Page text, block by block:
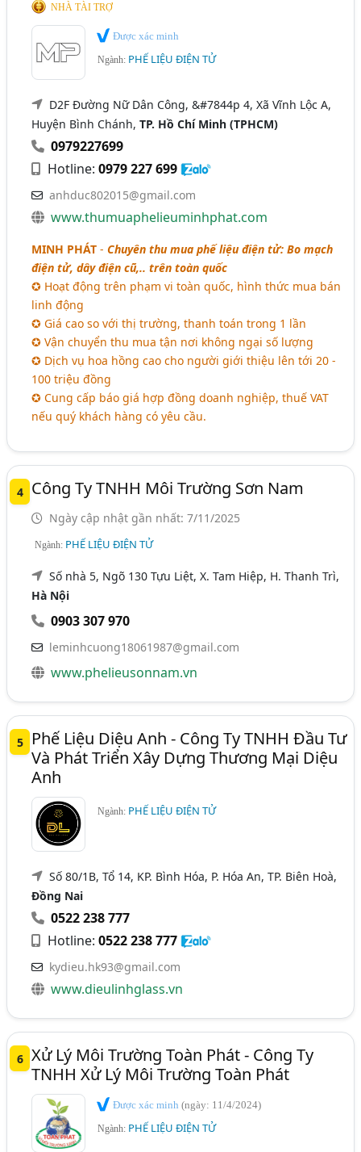
NHÀ TÀI TRỢ
Được xác minh
Ngành: PHẾ LIỆU ĐIỆN TỬ
D2F Đường Nữ Dân Công, &#7844p 4, Xã Vĩnh Lộc A,
Huyện Bình Chánh,TP. Hồ Chí Minh (TPHCM)
0979227699
Hotline:0979 227 699
anhduc802015@gmail.com
www.thumuaphelieuminhphat.com
MINH PHÁT -Chuyên thu mua phế liệu điện tử: Bo mạch
điện tử, dây điện cũ,.. trên toàn quốc
✪ Hoạt động trên phạm vi toàn quốc, hình thức mua bán
linh động
✪ Giá cao so với thị trường, thanh toán trong 1 lần
✪ Vận chuyển thu mua tận nơi không ngại số lượng
✪ Dịch vụ hoa hồng cao cho người giới thiệu lên tới 20 -
100 triệu đồng
✪ Cung cấp báo giá hợp đồng doanh nghiệp, thuế VAT
nếu quý khách hàng có yêu cầu.
4 Công Ty TNHH Môi Trường Sơn Nam
Ngày cập nhật gần nhất: 7/11/2025
Ngành: PHẾ LIỆU ĐIỆN TỬ
Số nhà 5, Ngõ 130 Tựu Liệt, X. Tam Hiệp, H. Thanh Trì,
Hà Nội
0903 307 970
leminhcuong18061987@gmail.com
www.phelieusonnam.vn
5
Phế Liệu Diệu Anh - Công Ty TNHH Đầu Tư
Và Phát Triển Xây Dựng Thương Mại Diệu
Anh
Ngành: PHẾ LIỆU ĐIỆN TỬ
Số 80/1B, Tổ 14, KP. Bình Hóa, P. Hóa An, TP. Biên Hoà,
Đồng Nai
0522 238 777
Hotline:0522 238 777
kydieu.hk93@gmail.com
www.dieulinhglass.vn
6 Xử Lý Môi Trường Toàn Phát - Công Ty
TNHH Xử Lý Môi Trường Toàn Phát
Được xác minh(ngày: 11/4/2024)
Ngành: PHẾ LIỆU ĐIỆN TỬ